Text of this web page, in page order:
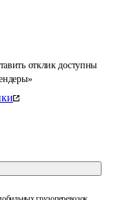
отклик доступны